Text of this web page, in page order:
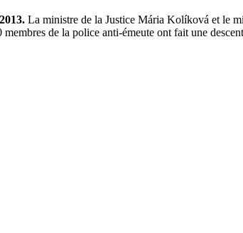
La ministre de la Justice Mária Kolíková et le
de la police anti-émeute ont fait une